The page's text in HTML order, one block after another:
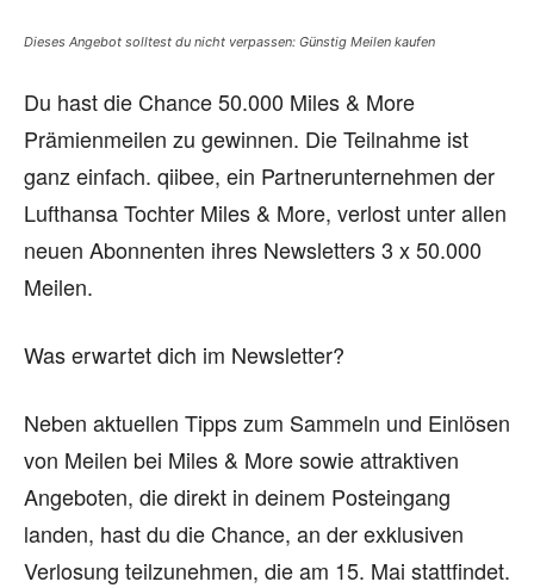
Dieses Angebot solltest du nicht verpassen: Günstig Meilen kaufen
Du hast die Chance 50.000 Miles & More
Prämienmeilen zu gewinnen. Die Teilnahme ist
ganz einfach. qiibee, ein Partnerunternehmen der
Lufthansa Tochter Miles & More, verlost unter allen
neuen Abonnenten ihres Newsletters 3 x 50.000
Meilen.
Was erwartet dich im Newsletter?
Neben aktuellen Tipps zum Sammeln und Einlösen
von Meilen bei Miles & More sowie attraktiven
Angeboten, die direkt in deinem Posteingang
landen, hast du die Chance, an der exklusiven
Verlosung teilzunehmen, die am 15. Mai stattfindet.